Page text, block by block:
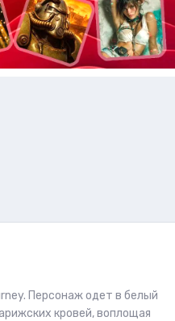
Персонаж одет в белый
кровей, воплощая